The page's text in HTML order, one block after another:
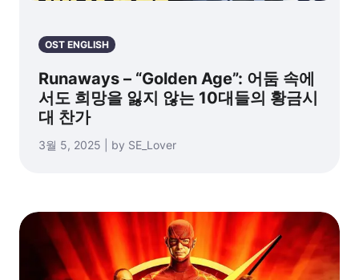
OST ENGLISH
Runaways – “Golden Age”: 어둠 속에
서도 희망을 잃지 않는 10대들의 황금시
대 찬가
3월 5, 2025 | by SE_Lover